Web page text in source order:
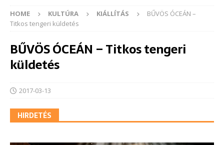
HOME KULTÚRA KIÁLLÍTÁS
BŰVÖS ÓCEÁN –
Titkos tengeri küldetés
BŰVÖS ÓCEÁN – Titkos tengeri
küldetés
2017-03-13
HIRDETÉS